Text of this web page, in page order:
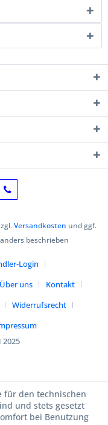
Versandkosten und ggf.
beschrieben
Login
Über uns
Kontakt
Widerrufsrecht
für den technischen
und stets gesetzt
bei Benutzung